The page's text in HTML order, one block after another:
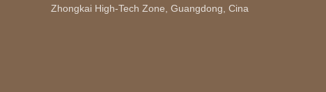
Zhongkai High-Tech Zone, Guangdong, Cina